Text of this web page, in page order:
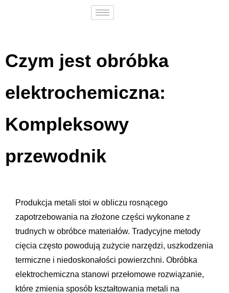
Czym jest obróbka
elektrochemiczna:
Kompleksowy
przewodnik
Produkcja metali stoi w obliczu rosnącego
zapotrzebowania na złożone części wykonane z
trudnych w obróbce materiałów. Tradycyjne metody
cięcia często powodują zużycie narzędzi, uszkodzenia
termiczne i niedoskonałości powierzchni. Obróbka
elektrochemiczna stanowi przełomowe rozwiązanie,
które zmienia sposób kształtowania metali na